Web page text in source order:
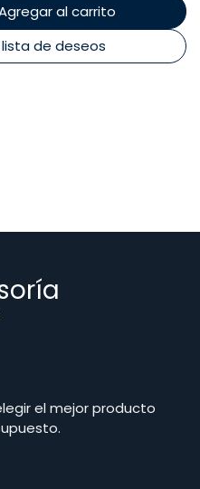
al carrito
de deseos
el mejor producto